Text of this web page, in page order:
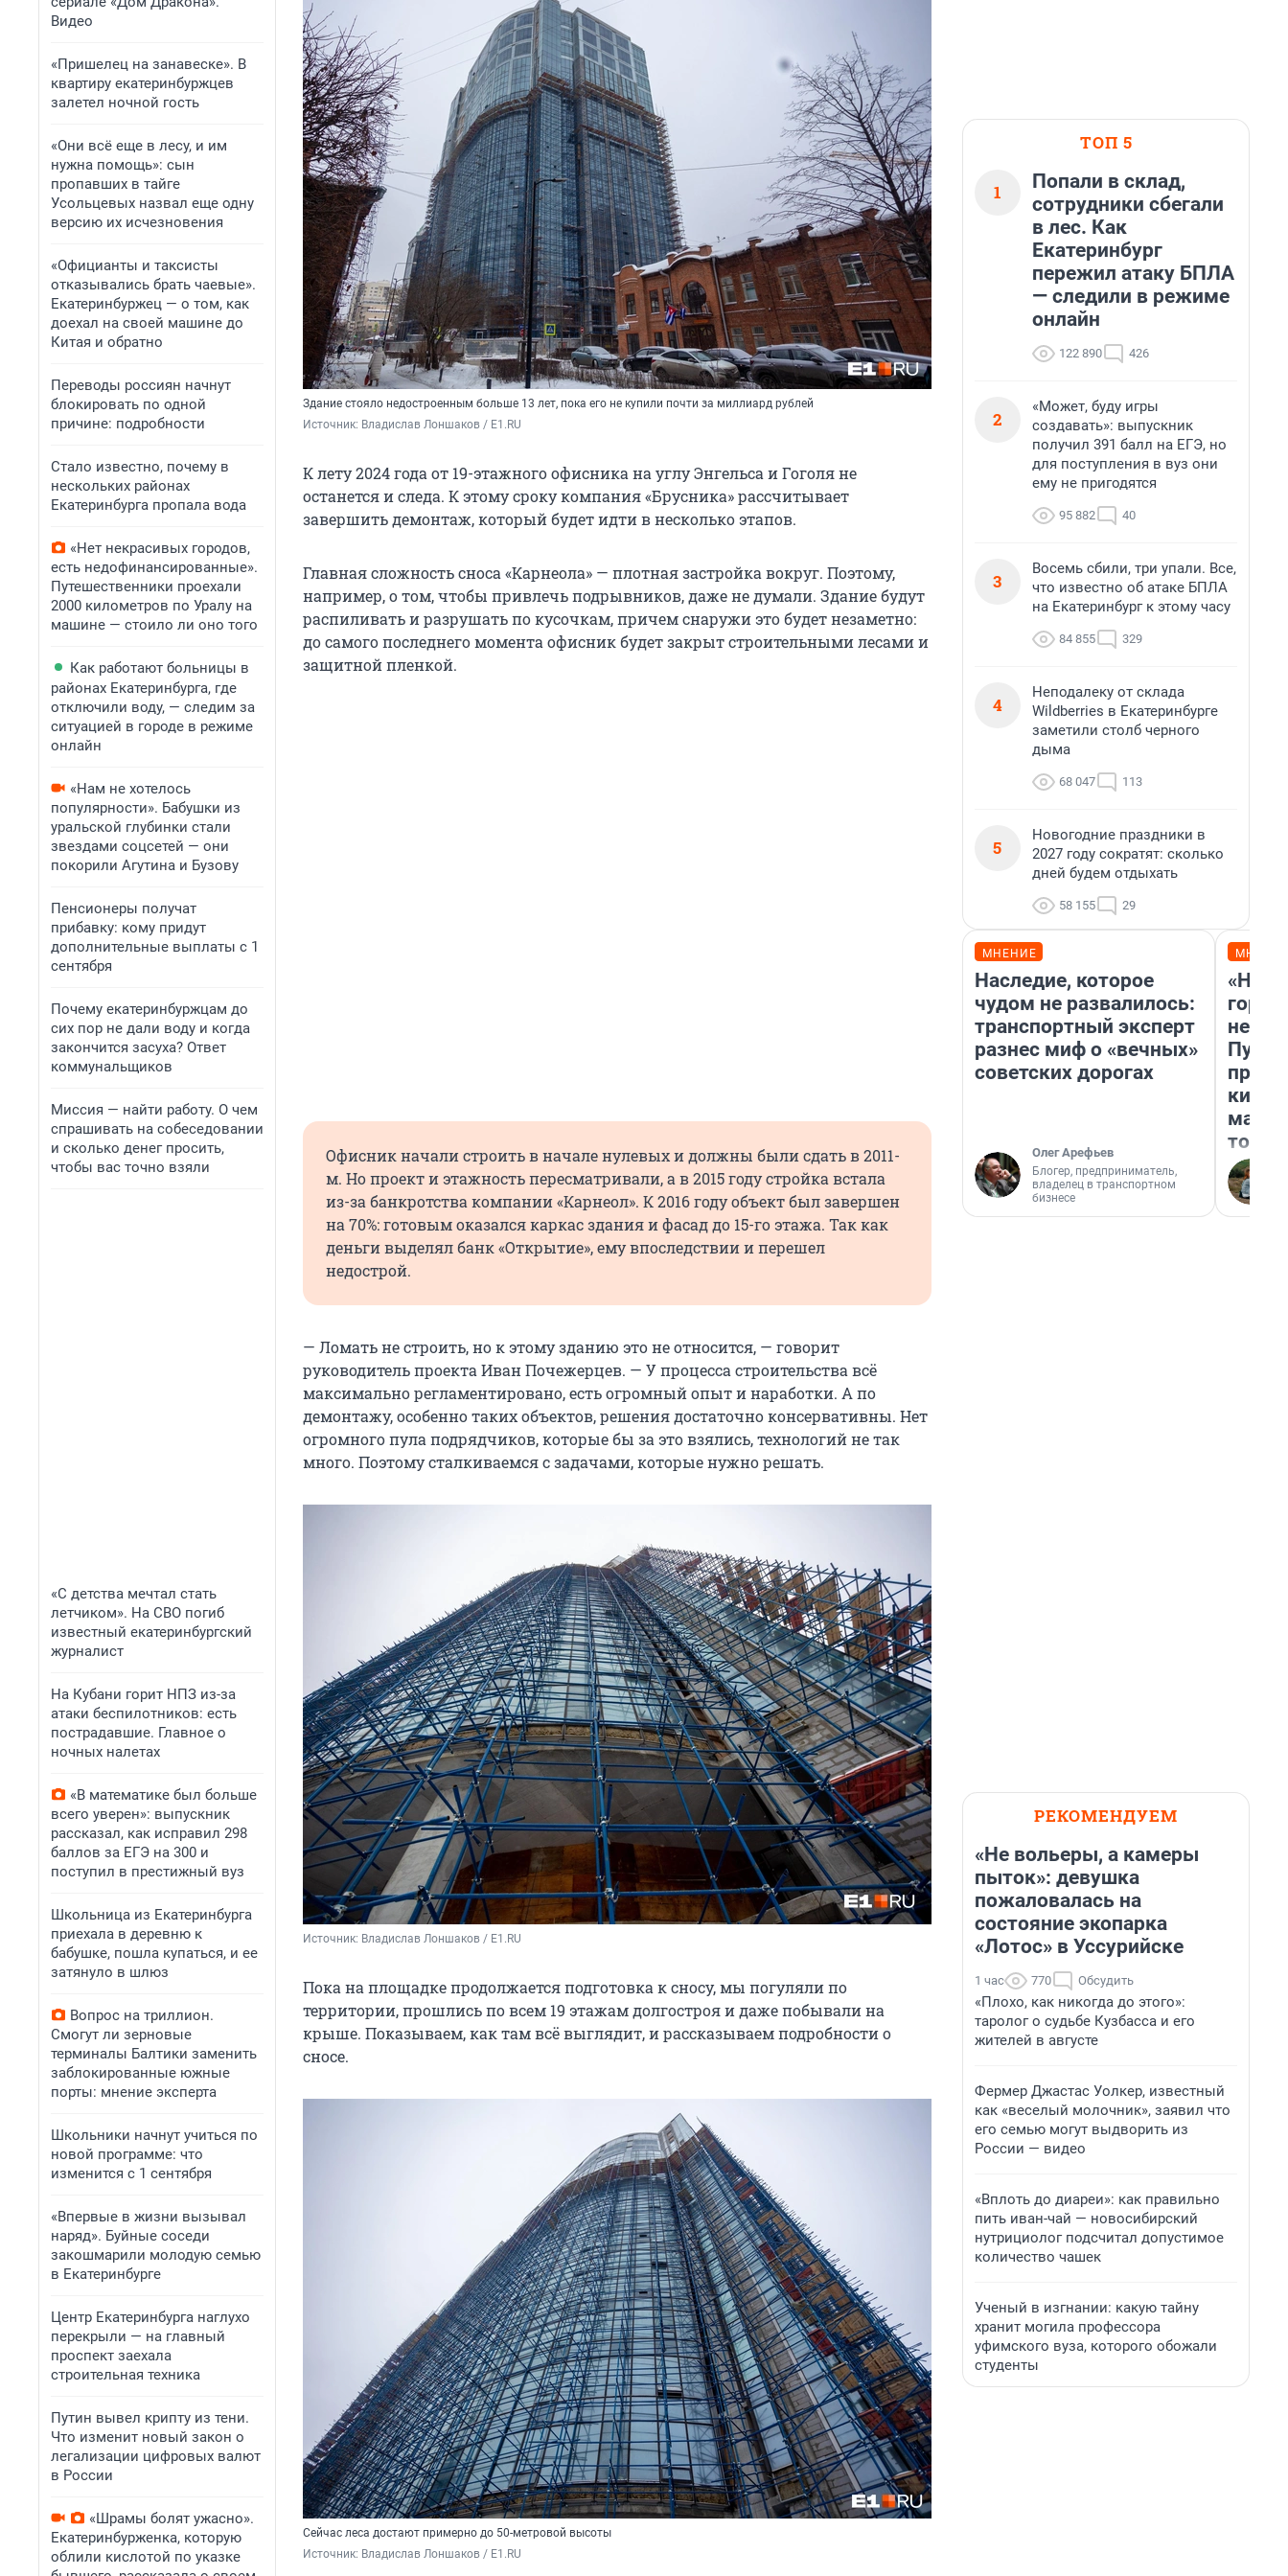
Видео
«Пришелец на занавеске». В
квартиру екатеринбуржцев
залетел ночной гость
«Они всё еще в лесу, и им
нужна помощь»: сын
пропавших в тайге
Усольцевых назвал еще одну
версию их исчезновения
«Официанты и таксисты
отказывались брать чаевые».
Екатеринбуржец — о том, как
доехал на своей машине до
Китая и обратно
Переводы россиян начнут
блокировать по одной
причине: подробности
Стало известно, почему в
нескольких районах
Екатеринбурга пропала вода
«Нет некрасивых городов,
есть недофинансированные».
Путешественники проехали
2000 километров по Уралу на
машине — стоило ли оно того
Как работают больницы в
районах Екатеринбурга, где
отключили воду, — следим за
ситуацией в городе в режиме
онлайн
«Нам не хотелось
популярности». Бабушки из
уральской глубинки стали
звездами соцсетей — они
покорили Агутина и Бузову
Пенсионеры получат
прибавку: кому придут
дополнительные выплаты с 1
сентября
Почему екатеринбуржцам до
сих пор не дали воду и когда
закончится засуха? Ответ
коммунальщиков
Миссия — найти работу. О чем
спрашивать на собеседовании
и сколько денег просить,
чтобы вас точно взяли
«С детства мечтал стать
летчиком». На СВО погиб
известный екатеринбургский
журналист
На Кубани горит НПЗ из-за
атаки беспилотников: есть
пострадавшие. Главное о
ночных налетах
«В математике был больше
всего уверен»: выпускник
рассказал, как исправил 298
баллов за ЕГЭ на 300 и
поступил в престижный вуз
Школьница из Екатеринбурга
приехала в деревню к
бабушке, пошла купаться, и ее
затянуло в шлюз
Вопрос на триллион.
Смогут ли зерновые
терминалы Балтики заменить
заблокированные южные
порты: мнение эксперта
Школьники начнут учиться по
новой программе: что
изменится с 1 сентября
«Впервые в жизни вызывал
наряд». Буйные соседи
закошмарили молодую семью
в Екатеринбурге
Центр Екатеринбурга наглухо
перекрыли — на главный
проспект заехала
строительная техника
Путин вывел крипту из тени.
Что изменит новый закон о
легализации цифровых валют
в России
«Шрамы болят ужасно».
Екатеринбурженка, которую
облили кислотой по указке
Здание стояло недостроенным больше 13 лет, пока его не купили почти за миллиард рублей
Источник: Владислав Лоншаков / E1.RU
К лету 2024 года от 19-этажного офисника на углу Энгельса и Гоголя не
останется и следа. К этому сроку компания «Брусника» рассчитывает
завершить демонтаж, который будет идти в несколько этапов.
Главная сложность сноса «Карнеола» — плотная застройка вокруг. Поэтому,
например, о том, чтобы привлечь подрывников, даже не думали. Здание будут
распиливать и разрушать по кусочкам, причем снаружи это будет незаметно:
до самого последнего момента офисник будет закрыт строительными лесами и
защитной пленкой.
Офисник начали строить в начале нулевых и должны были сдать в 2011-
м. Но проект и этажность пересматривали, а в 2015 году стройка встала
из-за банкротства компании «Карнеол». К 2016 году объект был завершен
на 70%: готовым оказался каркас здания и фасад до 15-го этажа. Так как
деньги выделял банк «Открытие», ему впоследствии и перешел
недострой.
— Ломать не строить, но к этому зданию это не относится, — говорит
руководитель проекта Иван Почежерцев. — У процесса строительства всё
максимально регламентировано, есть огромный опыт и наработки. А по
демонтажу, особенно таких объектов, решения достаточно консервативны. Нет
огромного пула подрядчиков, которые бы за это взялись, технологий не так
много. Поэтому сталкиваемся с задачами, которые нужно решать.
Источник: Владислав Лоншаков / E1.RU
Пока на площадке продолжается подготовка к сносу, мы погуляли по
территории, прошлись по всем 19 этажам долгостроя и даже побывали на
крыше. Показываем, как там всё выглядит, и рассказываем подробности о
сносе.
Сейчас леса достают примерно до 50-метровой высоты
Источник: Владислав Лоншаков / E1.RU
ТОП 5
1
Попали в склад,
сотрудники сбегали
в лес. Как
Екатеринбург
пережил атаку БПЛА
— следили в режиме
онлайн
122 890 426
2
«Может, буду игры
создавать»: выпускник
получил 391 балл на ЕГЭ, но
для поступления в вуз они
ему не пригодятся
95 882 40
3
Восемь сбили, три упали. Все,
что известно об атаке БПЛА
на Екатеринбург к этому часу
84 855 329
4
Неподалеку от склада
Wildberries в Екатеринбурге
заметили столб черного
дыма
68 047 113
5
Новогодние праздники в
2027 году сократят: сколько
дней будем отдыхать
58 155 29
МНЕНИЕ
Наследие, которое
чудом не развалилось:
транспортный эксперт
разнес миф о «вечных»
советских дорогах
Олег Арефьев
Блогер, предприниматель,
владелец в транспортном
бизнесе
«Нет
того
РЕКОМЕНДУЕМ
«Не вольеры, а камеры
пыток»: девушка
пожаловалась на
состояние экопарка
«Лотос» в Уссурийске
1 час 770 Обсудить
«Плохо, как никогда до этого»:
таролог о судьбе Кузбасса и его
жителей в августе
Фермер Джастас Уолкер, известный
как «веселый молочник», заявил что
его семью могут выдворить из
России — видео
«Вплоть до диареи»: как правильно
пить иван-чай — новосибирский
нутрициолог подсчитал допустимое
количество чашек
Ученый в изгнании: какую тайну
хранит могила профессора
уфимского вуза, которого обожали
студенты